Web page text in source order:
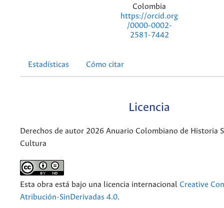
Colombia
https://orcid.org
/0000-0002-
2581-7442
Estadísticas Cómo citar
Licencia
Derechos de autor 2026 Anuario Colombiano de Historia
Cultura
Esta obra está bajo una licencia internacional Creative
Atribución-SinDerivadas 4.0.